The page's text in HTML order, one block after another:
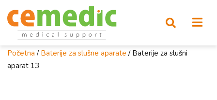
Početna / Baterije za slušne aparate / Baterije za slušni
aparat 13